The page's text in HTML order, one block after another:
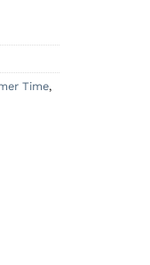
Time,